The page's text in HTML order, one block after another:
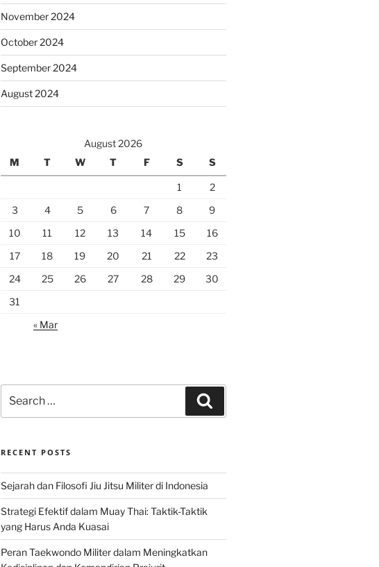
November 2024
October 2024
September 2024
August 2024
August 2026
M
T W T F S S
1
2
3
4 5 6 7 8
9
10
11 12 13 14 15
16
17
18 19 20 21 22
23
24
25 26 27 28 29
30
31
« Mar
for:
RECENT POSTS
Sejarah dan Filosofi Jiu Jitsu Militer di Indonesia
Strategi Efektif dalam Muay Thai: Taktik-Taktik
yang Harus Anda Kuasai
Peran Taekwondo Militer dalam Meningkatkan